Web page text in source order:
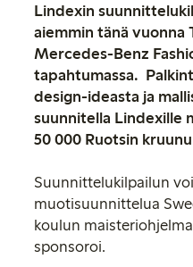
Lindexin
aiemmin tänä vuonna
Mercedes-Benz
tapahtumassa.
design-ideasta ja
suunnitella Lindexille
50 000 Ruotsin
Suunnittelukilpailun
muotisuunnittelua
koulun
sponsoroi.